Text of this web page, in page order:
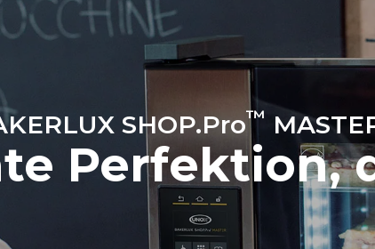
SHOP.Pro™
Perfektion,